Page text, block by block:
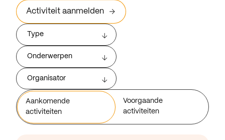
Activiteit aanmelden
Type
Onderwerpen
Organisator
Aankomende
activiteiten
Voorgaande
activiteiten